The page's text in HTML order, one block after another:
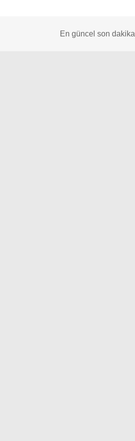
En güncel son